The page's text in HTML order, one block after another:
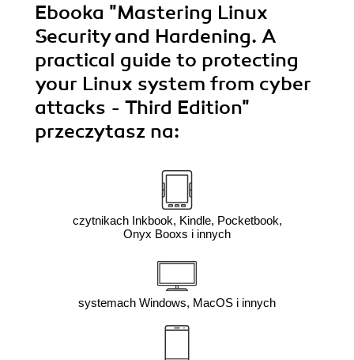
Ebooka "Mastering Linux
Security and Hardening. A
practical guide to protecting
your Linux system from cyber
attacks - Third Edition"
przeczytasz na:
czytnikach Inkbook, Kindle, Pocketbook,
Onyx Booxs i innych
systemach Windows, MacOS i innych